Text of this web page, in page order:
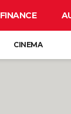
FINANCE
CINEMA